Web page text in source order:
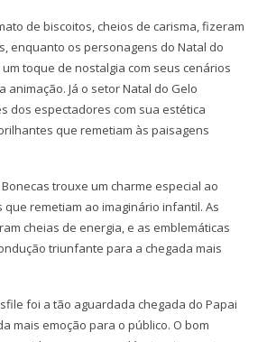
de biscoitos, cheios de carisma, fizeram
enquanto os personagens do Natal do
toque de nostalgia com seus cenários
Já o setor Natal do Gelo
dos espectadores com sua estética
que remetiam às paisagens
trouxe um charme especial ao
que remetiam ao imaginário infantil. As
cheias de energia, e as emblemáticas
triunfante para a chegada mais
foi a tão aguardada chegada do Papai
mais emoção para o público. O bom